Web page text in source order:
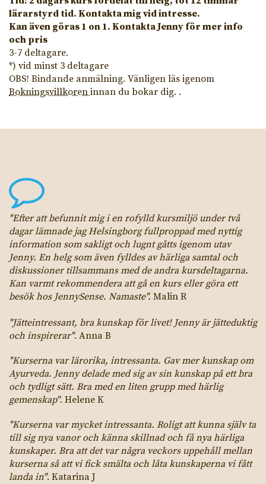
lärarstyrd tid. Kontakta mig vid intresse.
Kan även göras 1 on 1. Kontakta Jenny för mer info
och pris
3-7 deltagare.
*) vid minst 3 deltagare
OBS! Bindande anmälning. Vänligen läs igenom
Bokningsvillkoreninnan du bokar dig. .
"Efter att befunnit mig i en rofylld kursmiljö under två
dagar lämnade jag Helsingborg fullproppad med nyttig
information som sakligt och lugnt gåtts igenom utav
Jenny. En helg som även fylldes av härliga samtal och
diskussioner tillsammans med de andra kursdeltagarna.
Kan varmt rekommendera att gå en kurs eller göra ett
besök hos JennySense. Namaste". Malin R
"Jätteintressant, bra kunskap för livet! Jenny är jätteduktig
och inspirerar". Anna B
"Kurserna var lärorika, intressanta. Gav mer kunskap om
Ayurveda. Jenny delade med sig av sin kunskap på ett bra
och tydligt sätt. Bra med en liten grupp med härlig
gemenskap". Helene K
"Kurserna var mycket intressanta. Roligt att kunna själv ta
till sig nya vanor och känna skillnad och få nya härliga
kunskaper. Bra att det var några veckors uppehåll mellan
kurserna så att vi fick smälta och låta kunskaperna vi fått
landa in". Katarina J